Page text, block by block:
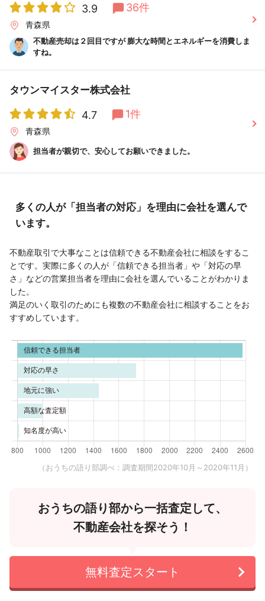
3.9 36件
青森県
不動産売却は２回目ですが 膨大な時間とエネルギーを消費しま
すね。
タウンマイスター株式会社
4.7 1件
青森県
担当者が親切で、安心してお願いできました。
多くの人が「担当者の対応」を理由に会社を選んで
います。
不動産取引で大事なことは信頼できる不動産会社に相談をするこ
とです。実際に多くの人が「信頼できる担当者」や「対応の早
さ」などの営業担当者を理由に会社を選んでいることがわかりま
した。
満足のいく取引のためにも複数の不動産会社に相談することをお
すすめしています。
（おうちの語り部調べ：調査期間2020年10月～2020年11月）
おうちの語り部から一括査定して、
不動産会社を探そう！
無料査定スタート